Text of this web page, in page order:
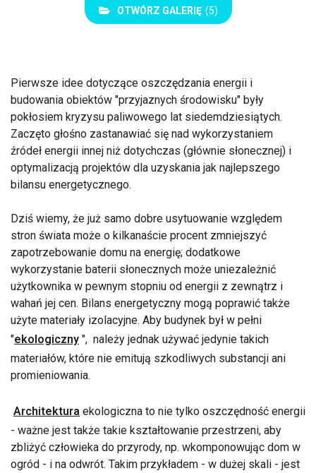
OTWÓRZ GALERIĘ (5)
Pierwsze idee dotyczące oszczędzania energii i
budowania obiektów "przyjaznych środowisku" były
pokłosiem kryzysu paliwowego lat siedemdziesiątych.
Zaczęto głośno zastanawiać się nad wykorzystaniem
źródeł energii innej niż dotychczas (głównie słonecznej) i
optymalizacją projektów dla uzyskania jak najlepszego
bilansu energetycznego.
Dziś wiemy, że już samo dobre usytuowanie względem
stron świata może o kilkanaście procent zmniejszyć
zapotrzebowanie domu na energię; dodatkowe
wykorzystanie baterii słonecznych może uniezależnić
użytkownika w pewnym stopniu od energii z zewnątrz i
wahań jej cen. Bilans energetyczny mogą poprawić także
użyte materiały izolacyjne. Aby budynek był w pełni
"ekologiczny ", należy jednak używać jedynie takich
materiałów, które nie emitują szkodliwych substancji ani
promieniowania.
Architektura ekologiczna to nie tylko oszczędność energii
- ważne jest także takie kształtowanie przestrzeni, aby
zbliżyć człowieka do przyrody, np. wkomponowując dom w
ogród - i na odwrót. Takim przykładem - w dużej skali - jest